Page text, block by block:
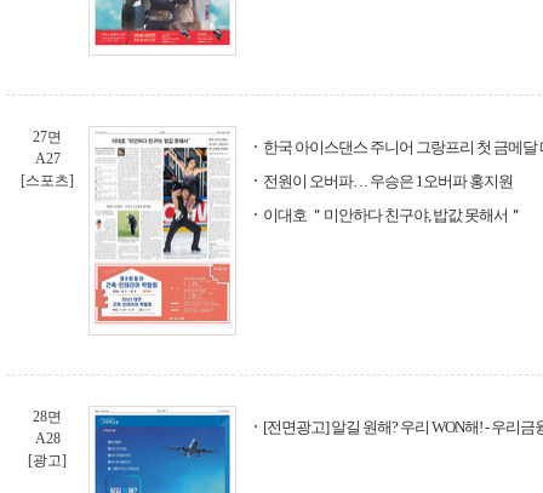
27면
A27
[스포츠]
한국 아이스댄스 주니어 그랑프리 첫 금메달
전원이 오버파… 우승은 1오버파 홍지원
이대호 ＂미안하다 친구야, 밥값 못해서＂
28면
A28
[광고]
[전면광고] 알길 원해? 우리 WON해! - 우리금